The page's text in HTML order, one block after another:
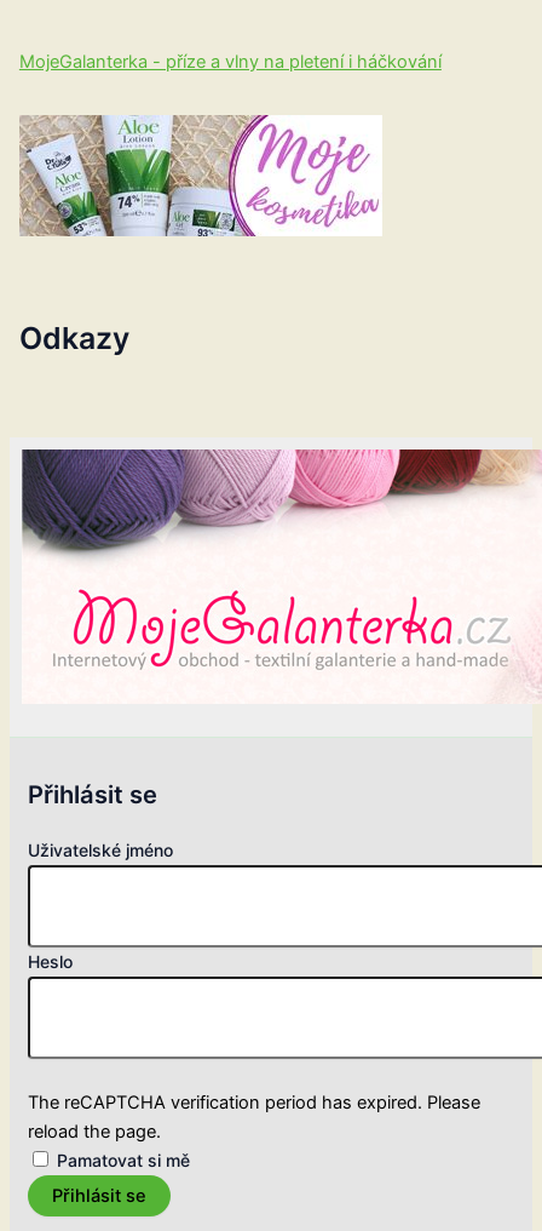
MojeGalanterka - příze a vlny na pletení i háčkování
Odkazy
Přihlásit se
Uživatelské jméno
Heslo
The reCAPTCHA verification period has expired. Please
reload the page.
Pamatovat si mě
Přihlásit se